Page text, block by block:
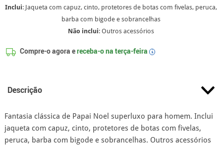
Inclui: Jaqueta com capuz, cinto, protetores de botas com fivelas, peruca,
barba com bigode e sobrancelhas
Não inclui: Outros acessórios
Compre-o agora ereceba-o na terça-feira i
Descrição
Fantasia clássica de Papai Noel superluxo para homem. Inclui
jaqueta com capuz, cinto, protetores de botas com fivelas,
peruca, barba com bigode e sobrancelhas. Outros acessórios